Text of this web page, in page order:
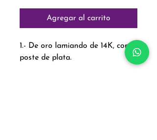
Agregar al carrito
1.- De oro lamiando de 14K, con
poste de plata.